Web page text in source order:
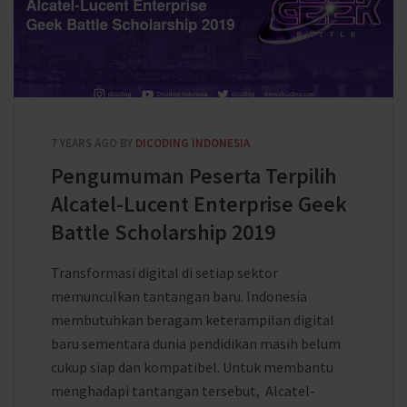
7 YEARS AGO BY DICODING INDONESIA
Pengumuman Peserta Terpilih
Alcatel-Lucent Enterprise Geek
Battle Scholarship 2019
Transformasi digital di setiap sektor
memunculkan tantangan baru. Indonesia
membutuhkan beragam keterampilan digital
baru sementara dunia pendidikan masih belum
cukup siap dan kompatibel. Untuk membantu
menghadapi tantangan tersebut, Alcatel-